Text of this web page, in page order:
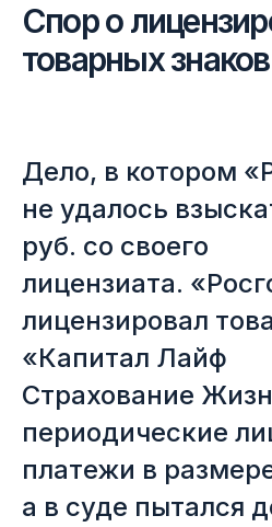
Спор о
товарных
Дело, в котором
не удалось
руб. со своего
лицензиата.
лицензировал
«Капитал Лайф
Страхование
периодические
платежи в
а в суде пытался